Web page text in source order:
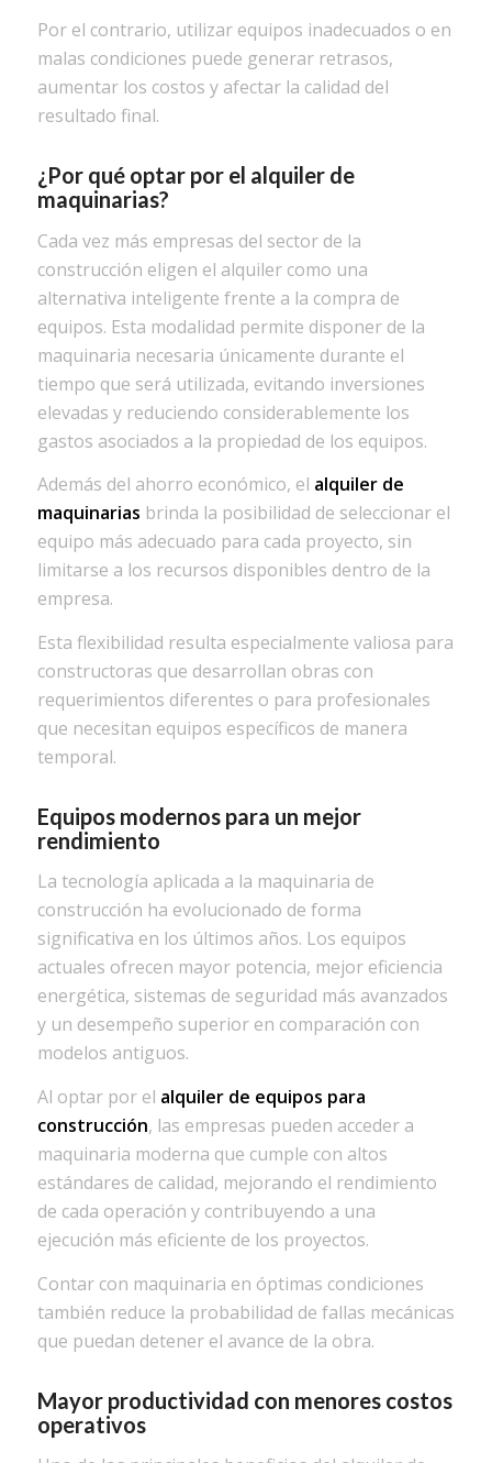
Por el contrario, utilizar equipos inadecuados o en
malas condiciones puede generar retrasos,
aumentar los costos y afectar la calidad del
resultado final.
¿Por qué optar por el alquiler de
maquinarias?
Cada vez más empresas del sector de la
construcción eligen el alquiler como una
alternativa inteligente frente a la compra de
equipos. Esta modalidad permite disponer de la
maquinaria necesaria únicamente durante el
tiempo que será utilizada, evitando inversiones
elevadas y reduciendo considerablemente los
gastos asociados a la propiedad de los equipos.
Además del ahorro económico, el alquiler de
maquinarias brinda la posibilidad de seleccionar el
equipo más adecuado para cada proyecto, sin
limitarse a los recursos disponibles dentro de la
empresa.
Esta flexibilidad resulta especialmente valiosa para
constructoras que desarrollan obras con
requerimientos diferentes o para profesionales
que necesitan equipos específicos de manera
temporal.
Equipos modernos para un mejor
rendimiento
La tecnología aplicada a la maquinaria de
construcción ha evolucionado de forma
significativa en los últimos años. Los equipos
actuales ofrecen mayor potencia, mejor eficiencia
energética, sistemas de seguridad más avanzados
y un desempeño superior en comparación con
modelos antiguos.
Al optar por el alquiler de equipos para
construcción, las empresas pueden acceder a
maquinaria moderna que cumple con altos
estándares de calidad, mejorando el rendimiento
de cada operación y contribuyendo a una
ejecución más eficiente de los proyectos.
Contar con maquinaria en óptimas condiciones
también reduce la probabilidad de fallas mecánicas
que puedan detener el avance de la obra.
Mayor productividad con menores costos
operativos